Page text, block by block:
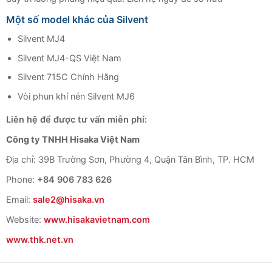
Một số model khác của Silvent
Silvent MJ4
Silvent MJ4-QS Việt Nam
Silvent 715C Chính Hãng
Vòi phun khí nén Silvent MJ6
Liên hệ để được tư vấn miễn phí:
Công ty TNHH Hisaka Việt Nam
Địa chỉ: 39B Trường Sơn, Phường 4, Quận Tân Bình, TP. HCM
Phone: +84 906 783 626
Email: sale2@hisaka.vn
Website: www.hisakavietnam.com
www.thk.net.vn